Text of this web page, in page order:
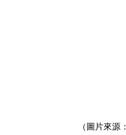
（圖片來源：